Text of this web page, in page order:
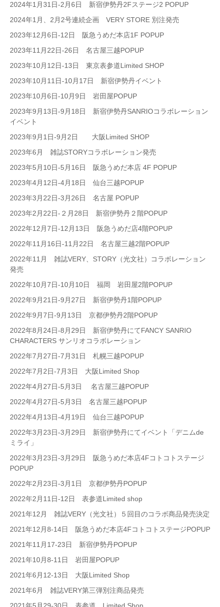
2024年1月31日-2月6日 新宿伊勢丹2Fステージ2 POPUP
2024年1月、2月2号連続企画 VERY STORE 別注発売
2023年12月6日-12日 阪急うめだ本店1F POPUP
2023年11月22日-26日 名古屋三越POPUP
2023年10月12日-13日 東京表参道Limited SHOP
2023年10月11日-10月17日 新宿伊勢丹イベント
2023年10月6日-10月9日 岩田屋POPUP
2023年9月13日-9月18日 新宿伊勢丹SANRIOコラボレーション
イベント
2023年9月1日-9月2日 大阪Limited SHOP
2023年6月 雑誌STORYコラボレーション発売
2023年5月10日-5月16日 阪急うめだ本店 4F POPUP
2023年4月12日-4月18日 仙台三越POPUP
2023年3月22日-3月26日 名古屋 POPUP
2023年2月22日-２月28日 新宿伊勢丹２階POPUP
2022年12月7日-12月13日 阪急うめだ店4階POPUP
2022年11月16日-11月22日 名古屋三越2階POPUP
2022年11月 雑誌VERY、STORY（光文社）コラボレーション
発売
2022年10月7日-10月10日 福岡 岩田屋2階POPUP
2022年9月21日-9月27日 新宿伊勢丹1階POPUP
2022年9月7日-9月13日 京都伊勢丹2階POPUP
2022年8月24日-8月29日 新宿伊勢丹にてFANCY SANRIO
CHARACTERS サンリオコラボレーション
2022年7月27日-7月31日 札幌三越POPUP
2022年7月2日-7月3日 大阪Limited Shop
2022年4月27日-5月3日 名古屋三越POPUP
2022年4月27日-5月3日 名古屋三越POPUP
2022年4月13日-4月19日 仙台三越POPUP
2022年3月23日-3月29日 新宿伊勢丹にてイベント「デニムde
ミライ」
2022年3月23日-3月29日 阪急うめだ本店4Fコトコトステージ
POPUP
2022年2月23日-3月1日 京都伊勢丹POPUP
2022年2月11日-12日 表参道Limited shop
2021年12月 雑誌VERY（光文社）５回目のコラボ商品発売決定
2021年12月8-14日 阪急うめだ本店4FコトコトステージPOPUP
2021年11月17-23日 新宿伊勢丹POPUP
2021年10月8-11日 岩田屋POPUP
2021年6月12-13日 大阪Limited Shop
2021年6月 雑誌VERY第三弾別注商品発売